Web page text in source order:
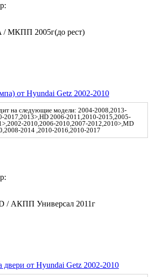
/ МКПП 2005г(до рест)
от Hyundai Getz 2002-2010
на следующие модели: 2004-2008,2013-
2017,2013>,HD 2006-2011,2010-2015,2005-
2010,2006-2010,2007-2012,2010>,MD
2014 ,2010-2016,2010-2017
/ АКПП Универсал 2011г
двери от Hyundai Getz 2002-2010